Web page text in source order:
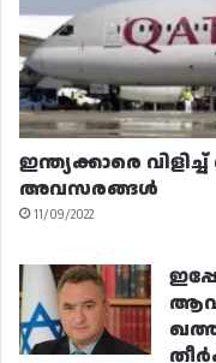
ഇന്ത്യക്കാരെ
അവസരങ്ങൾ
11/09/2022